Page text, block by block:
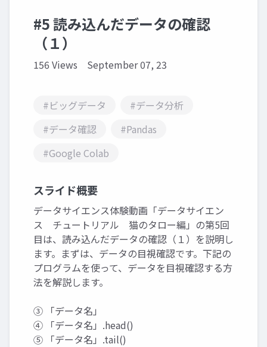
#5 読み込んだデータの確認
（１）
156 Views September 07, 23
#ビッグデータ
#データ分析
#データ確認
#Pandas
#Google Colab
スライド概要
データサイエンス体験動画「データサイエン
ス チュートリアル 猫のタロー編」の第5回
目は、読み込んだデータの確認（１）を説明し
ます。まずは、データの目視確認です。下記の
プログラムを使って、データを目視確認する方
法を解説します。
③ 「データ名」
④ 「データ名」.head()
⑤ 「データ名」.tail()